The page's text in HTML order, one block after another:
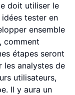
doit utiliser le
tester en
ensemble
comment
étapes seront
les analystes de
utilisateurs,
Il y aura un